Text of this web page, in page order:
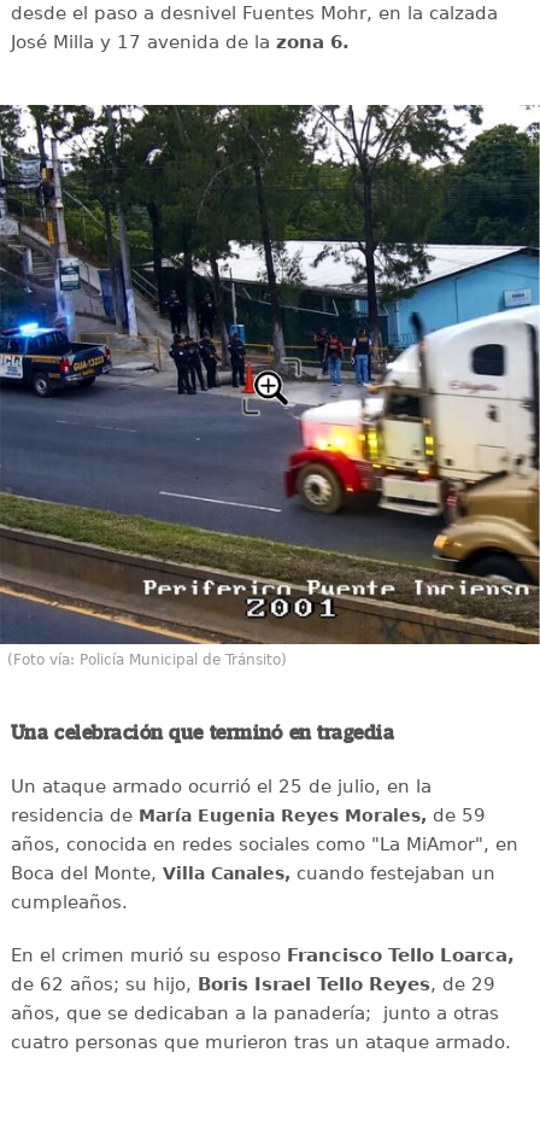
desde el paso a desnivel Fuentes Mohr, en la calzada
José Milla y 17 avenida de la zona 6.
(Foto vía: Policía Municipal de Tránsito)
Una celebración que terminó en tragedia
Un ataque armado ocurrió el 25 de julio, en la
residencia de María Eugenia Reyes Morales, de 59
años, conocida en redes sociales como "La MiAmor", en
Boca del Monte, Villa Canales, cuando festejaban un
cumpleaños.
En el crimen murió su esposoFrancisco Tello Loarca,
de 62 años; su hijo, Boris Israel Tello Reyes, de 29
años, que se dedicaban a la panadería; junto a otras
cuatro personas que murieron tras un ataque armado.